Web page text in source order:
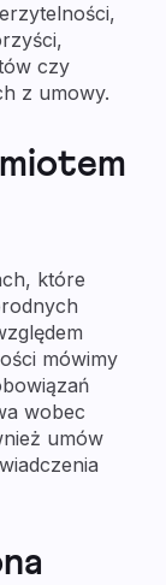
czy
z umowy.
które
mówimy
wobec
umów